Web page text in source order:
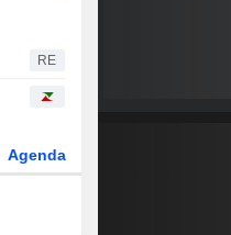
RE
Agenda